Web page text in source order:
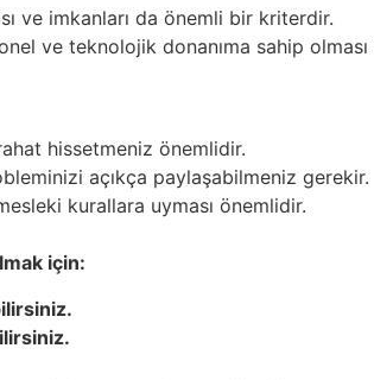
ve imkanları da önemli bir kriterdir.
ve teknolojik donanıma sahip
hissetmeniz önemlidir.
açıkça paylaşabilmeniz gerekir.
kurallara uyması önemlidir.
için: